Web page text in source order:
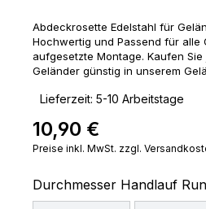
Abdeckrosette Edelstahl für
Hochwertig und Passend für alle
aufgesetzte Montage. Kaufen
Geländer günstig in unserem
Lieferzeit: 5-10 Arbeitstage
Regulärer Preis:
10,90 €
Preise inkl. MwSt. zzgl.
Durchmesser Handlauf